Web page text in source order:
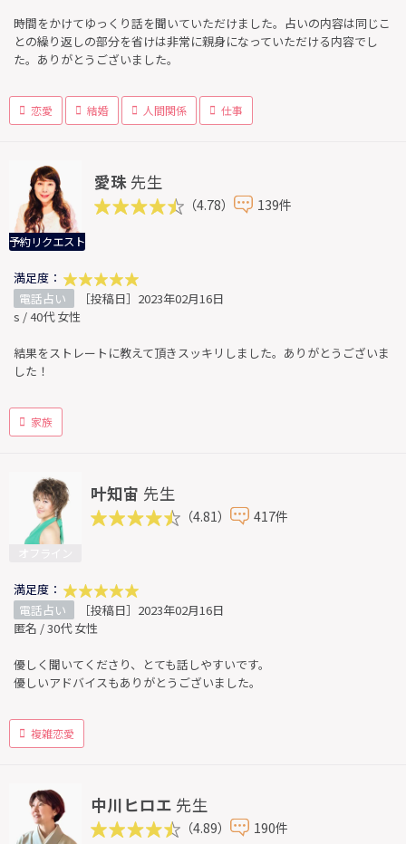
時間をかけてゆっくり話を聞いていただけました。占いの内容は同じこ
との繰り返しの部分を省けは非常に親身になっていただける内容でし
た。ありがとうございました。
恋愛 結婚 人間関係 仕事
予約リクエスト
愛珠 先生
（4.78） 139件
満足度：
電話占い
［投稿日］2023年02月16日
s / 40代 女性
結果をストレートに教えて頂きスッキリしました。ありがとうございま
した！
家族
叶知宙 先生
（4.81） 417件
満足度：
電話占い
［投稿日］2023年02月16日
匿名 / 30代 女性
優しく聞いてくださり、とても話しやすいです。
優しいアドバイスもありがとうございました。
複雑恋愛
中川ヒロエ 先生
（4.89） 190件